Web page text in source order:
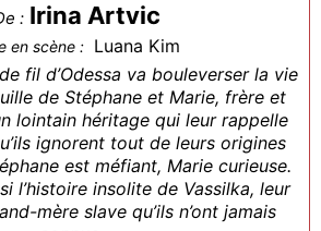
: Irina Artvic
en scène : Luana Kim
fil d’Odessa va bouleverser la vie
de Stéphane et Marie, frère et
lointain héritage qui leur rappelle
ignorent tout de leurs origines
est méfiant, Marie curieuse.
l’histoire insolite de Vassilka, leur
mère slave qu’ils n’ont jamais